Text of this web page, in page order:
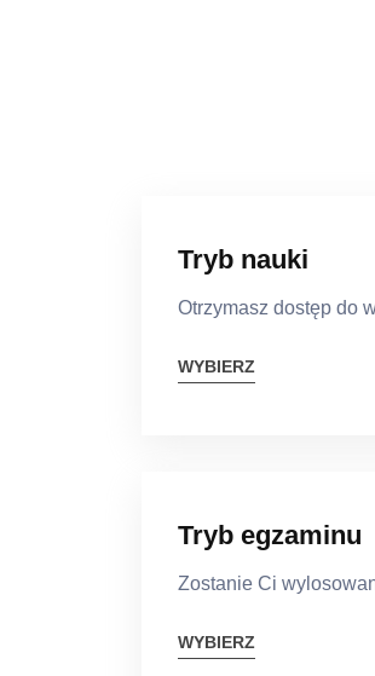
Tryb nauki
Otrzymasz dostęp do
WYBIERZ
Tryb egzaminu
Zostanie Ci
WYBIERZ